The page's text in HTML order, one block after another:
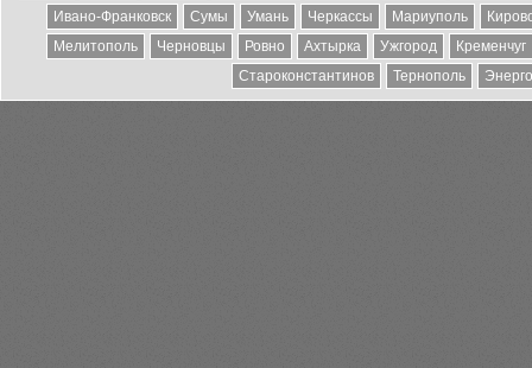
Ивано-Франковск
Сумы Умань Черкассы Мариуполь
Мелитополь
Черновцы Ровно Ахтырка Ужгород
Кременчуг
Староконстантинов
Тернополь